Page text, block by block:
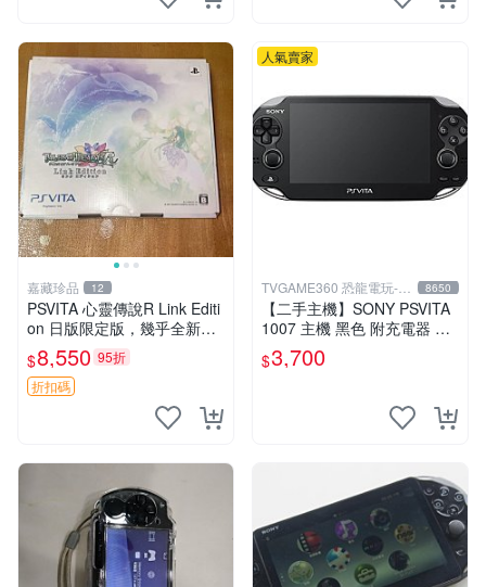
嘉藏珍品 12
PSVITA 心靈傳說R Link Editi
on 日版限定版，幾乎全新，
配件齊全，原裝包裝盒，說明
書，底座，掛件，布袋，卡都
在，游戲光盤已拆封但保存
$8,550 95折
折扣碼
人氣賣家
TVGAME360 恐龍電玩-台
中店
8650
【二手主機】SONY PSVITA
1007 主機 黑色 附充電器 US
B傳輸線 PS VITA PSV【台中
恐龍電玩】
$3,700